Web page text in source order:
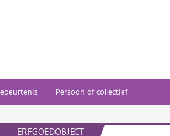
Persoon of collectief
ERFGOEDOBJECT